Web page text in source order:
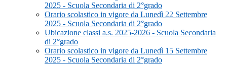
2025 - Scuola Secondaria di 2°grado
Orario scolastico in vigore da Lunedì 22 Settembre
2025 - Scuola Secondaria di 2°grado
Ubicazione classi a.s. 2025-2026 - Scuola Secondaria
di 2°grado
Orario scolastico in vigore da Lunedì 15 Settembre
2025 - Scuola Secondaria di 2°grado